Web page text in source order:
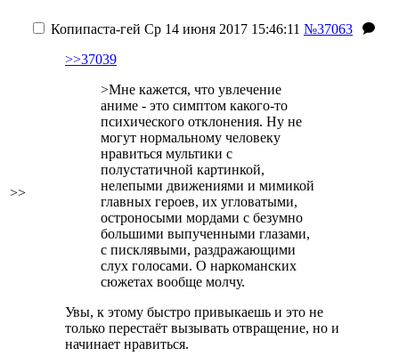
>>
Копипаста-гей Ср 14 июня 2017 15:46:11 №37063
>>37039
>Мне кажется, что увлечение
аниме - это симптом какого-то
психического отклонения. Ну не
могут нормальному человеку
нравиться мультики с
полустатичной картинкой,
нелепыми движениями и мимикой
главных героев, их угловатыми,
остроносыми мордами с безумно
большими выпученными глазами,
с писклявыми, раздражающими
слух голосами. О наркоманских
сюжетах вообще молчу.
Увы, к этому быстро привыкаешь и это не
только перестаёт вызывать отвращение, но и
начинает нравиться.